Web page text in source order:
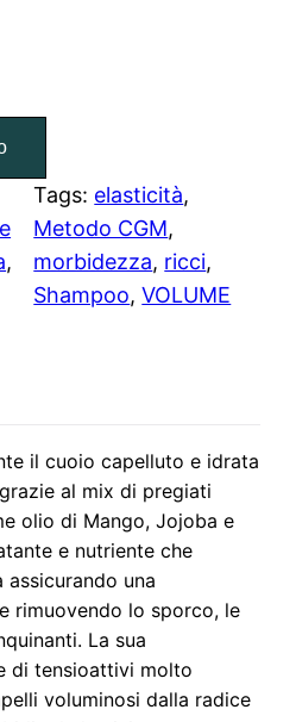
Tags: elasticità
Metodo CGM
morbidezza, ricci
Shampoo, VOLUME
il cuoio capelluto e idrata
al mix di pregiati
olio di Mango, Jojoba e
e nutriente che
una
rimuovendo lo sporco, le
La sua
di tensioattivi molto
voluminosi dalla radice